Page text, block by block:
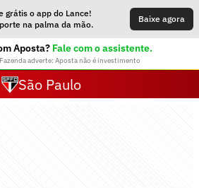
grátis o app do Lance!
na palma da mão.
Baixe agora
Aposta? Fale com o assistente.
adverte: Aposta não é investimento
São Paulo